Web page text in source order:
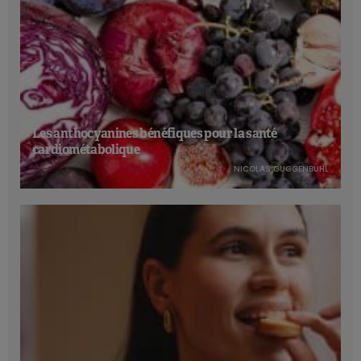
Les anthocyanines bénéfiques pour la santé
cardiométabolique
NICOLAS GUGGENBÜHL